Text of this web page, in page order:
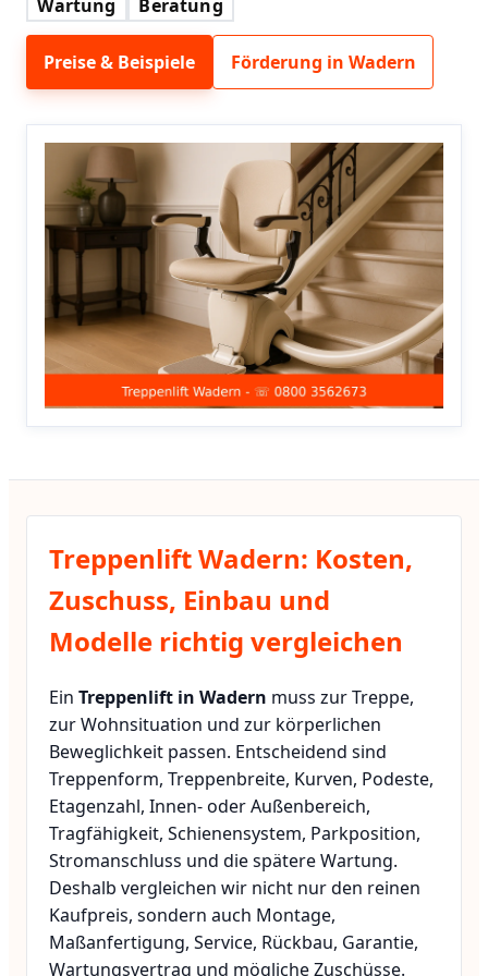
Wartung Beratung
Preise & Beispiele Förderung in Wadern
Treppenlift Wadern: Kosten,
Zuschuss, Einbau und
Modelle richtig vergleichen
Ein Treppenlift in Wadern muss zur Treppe,
zur Wohnsituation und zur körperlichen
Beweglichkeit passen. Entscheidend sind
Treppenform, Treppenbreite, Kurven, Podeste,
Etagenzahl, Innen- oder Außenbereich,
Tragfähigkeit, Schienensystem, Parkposition,
Stromanschluss und die spätere Wartung.
Deshalb vergleichen wir nicht nur den reinen
Kaufpreis, sondern auch Montage,
Maßanfertigung, Service, Rückbau, Garantie,
Wartungsvertrag und mögliche Zuschüsse.